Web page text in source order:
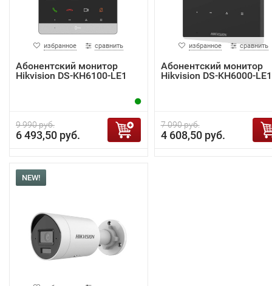
избранное сравнить
Абонентский монитор
Hikvision DS-KH6100-LE1
9 990 руб.
6 493,50 руб.
избранное сравнить
Абонентский монитор
Hikvision DS-KH6000-LE1
7 090 руб.
4 608,50 руб.
NEW!